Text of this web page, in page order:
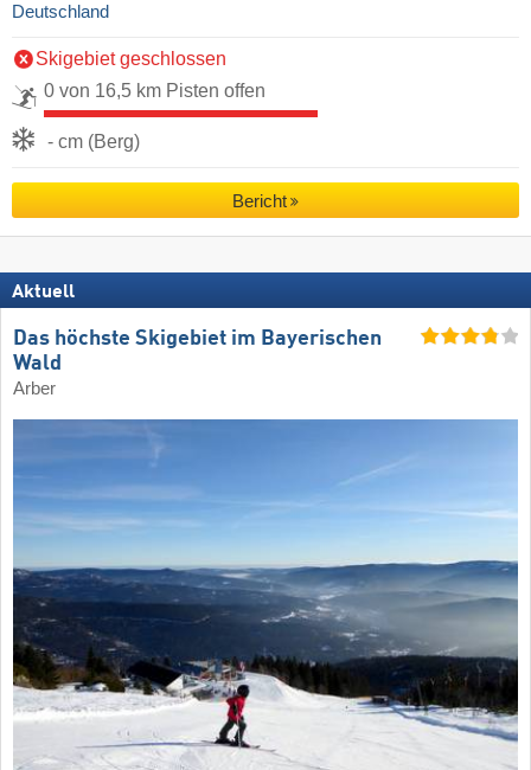
Deutschland
Skigebiet geschlossen
0 von 16,5 km Pisten offen
- cm (Berg)
Bericht
Aktuell
Das höchste Skigebiet im Bayerischen
Wald
Arber